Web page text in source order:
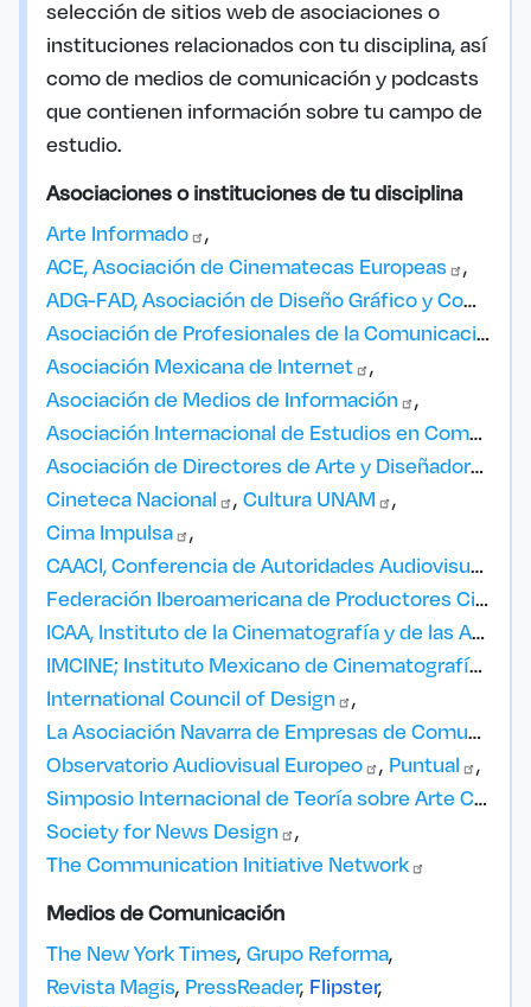
selección de sitios web de asociaciones o
instituciones relacionados con tu disciplina, así
como de medios de comunicación y podcasts
que contienen información sobre tu campo de
estudio.
Asociaciones o instituciones de tu disciplina
Arte Informado
ACE, Asociación de CinematecasEuropeas
ADG-FAD, Asociación de Diseño Gráfico y Comunicación
Asociación de Profesionales de la Comunicación
Asociación Mexicana de Internet
Asociación de Medios de Información
Asociación Internacional de Estudios en Comunicación
Asociación de Directores de Arte y Diseñadores
CinetecaNacional CulturaUNAM
CimaImpulsa
CAACI, Conferencia de Autoridades Audiovisuales y Cinematográficas de
Federación Iberoamericana de Productores Cinematográficos y
ICAA, Instituto de la Cinematografía y de las Artes
IMCINE; Instituto Mexicano deCinematografía
International Council ofDesign
La Asociación Navarra de Empresas deComunicación
Observatorio Audiovisual Europeo
Puntual
Simposio Internacional de Teoría sobre Arte Contemporáneo
Society for NewsDesign
The Communication Initiative Network
Medios de Comunicación
The New York Times Grupo Reforma
Revista Magis PressReader Flipster